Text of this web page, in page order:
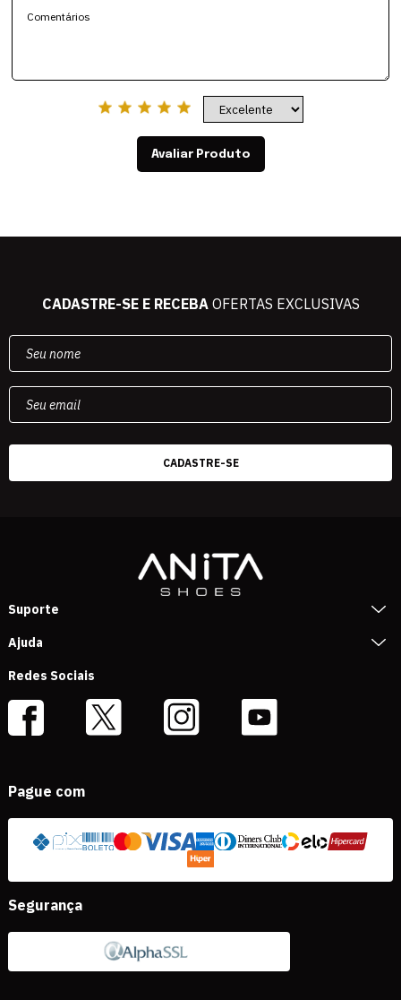
Avaliar Produto
CADASTRE-SE E RECEBAOFERTAS EXCLUSIVAS
Suporte
Ajuda
Redes Sociais
Pague com
Segurança